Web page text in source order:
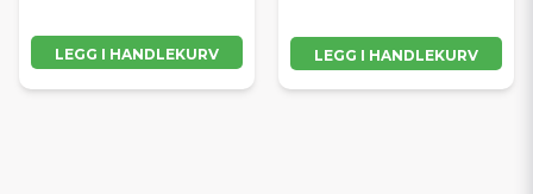
LEGG I HANDLEKURV LEGG I HANDLEKURV